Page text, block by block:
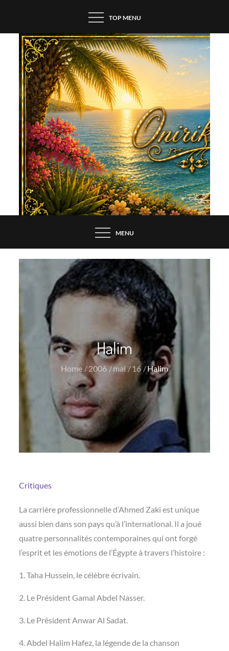
content
TOP MENU
MENU
Halim
Home 2006 mai 16 Halim
Critiques
La carrière professionnelle d’Ahmed Zaki est unique
aussi bien dans son pays qu’à l’international. Il a joué
quatre personnalités contemporaines qui ont forgé
l’esprit et les émotions de l’Égypte à travers l’histoire :
1. Taha Hussein, le célèbre écrivain.
2. Le Président Gamal Abdel Nasser.
3. Le Président Anwar Al Sadat.
4. Abdel Halim Hafez, la légende de la chanson